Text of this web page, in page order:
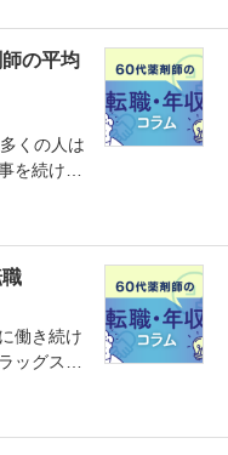
の平均
くの人は
を続けて
働き続け
ッグスト